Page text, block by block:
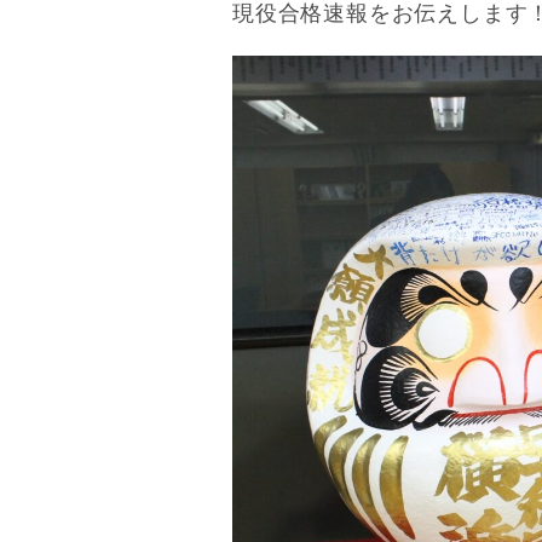
現役合格速報をお伝えします